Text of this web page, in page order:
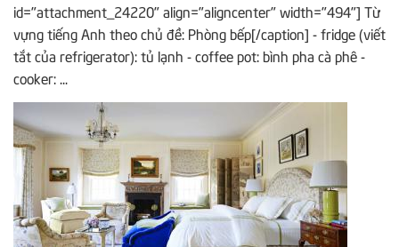
id="attachment_24220" align="aligncenter" width="494"] Từ
vựng tiếng Anh theo chủ đề: Phòng bếp[/caption] - fridge (viết
tắt của refrigerator): tủ lạnh - coffee pot: bình pha cà phê -
cooker: ...